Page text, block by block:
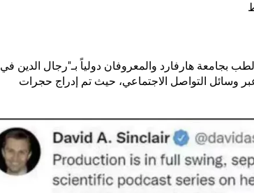
كلية الطب بجامعة هارفارد والمعروفان دولياً بـ"رجال الدين في
وسائل التواصل الاجتماعي، حيث تم إدراج حجرات